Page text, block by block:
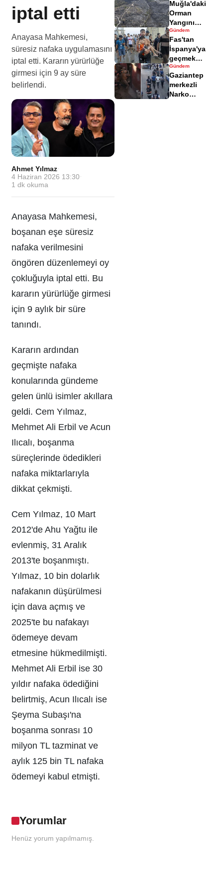
iptal etti
Anayasa Mahkemesi,
süresiz nafaka uygulamasını
iptal etti. Kararın yürürlüğe
girmesi için 9 ay süre
belirlendi.
Ahmet Yılmaz·
4 Haziran 2026 13:30 ·
1 dk okuma
Anayasa Mahkemesi,
boşanan eşe süresiz
nafaka verilmesini
öngören düzenlemeyi oy
çokluğuyla iptal etti. Bu
kararın yürürlüğe girmesi
için 9 aylık bir süre
tanındı.
Kararın ardından
geçmişte nafaka
konularında gündeme
gelen ünlü isimler akıllara
geldi. Cem Yılmaz,
Mehmet Ali Erbil ve Acun
Ilıcalı, boşanma
süreçlerinde ödedikleri
nafaka miktarlarıyla
dikkat çekmişti.
Cem Yılmaz, 10 Mart
2012'de Ahu Yağtu ile
evlenmiş, 31 Aralık
2013'te boşanmıştı.
Yılmaz, 10 bin dolarlık
nafakanın düşürülmesi
için dava açmış ve
2025'te bu nafakayı
ödemeye devam
etmesine hükmedilmişti.
Mehmet Ali Erbil ise 30
yıldır nafaka ödediğini
belirtmiş, Acun Ilıcalı ise
Şeyma Subaşı'na
boşanma sonrası 10
milyon TL tazminat ve
aylık 125 bin TL nafaka
ödemeyi kabul etmişti.
yaralandı
Muğla'daki
Orman
Yangını
Sonrası
Zarar Gören
Alanlar
Havadisinde
Gündem
Fas'tan
İspanya'ya
geçmek
isteyen
göçmenler
geri döndü
Gündem
Gaziantep
merkezli
Narko
Yorumlar
Henüz yorum yapılmamış.